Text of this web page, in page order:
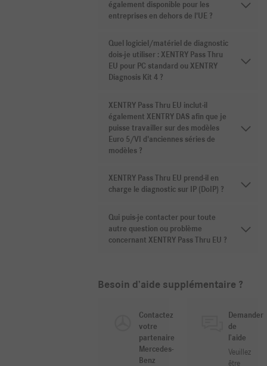
également disponible pour les
entreprises en dehors de l'UE ?
Quel logiciel/matériel de diagnostic
dois-je utiliser : XENTRY Pass Thru
EU pour PC standard ou XENTRY
Diagnosis Kit 4 ?
XENTRY Pass Thru EU inclut-il
également XENTRY DAS afin que je
puisse travailler sur des modèles
Euro 5/VI d'anciennes séries de
modèles ?
XENTRY Pass Thru EU prend-il en
charge le diagnostic sur IP (DoIP) ?
Qui puis-je contacter pour toute
autre question ou problème
concernant XENTRY Pass Thru EU ?
Besoin d’aide supplémentaire ?
Contactez
votre
partenaire
Mercedes-
Benz
Demander
de
l’aide
Veuillez
être